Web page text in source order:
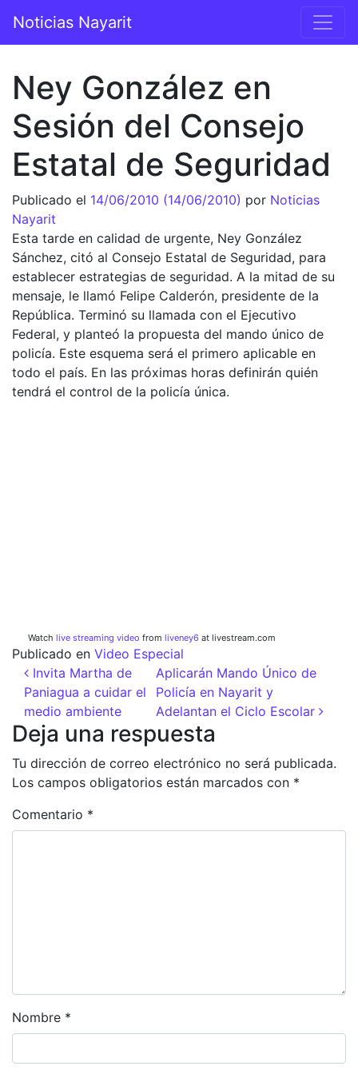
Navegación principal
Noticias Nayarit
Ney González en
Sesión del Consejo
Estatal de Seguridad
Publicado el 14/06/2010 (14/06/2010) por Noticias
Nayarit
Esta tarde en calidad de urgente, Ney González
Sánchez, citó al Consejo Estatal de Seguridad, para
establecer estrategias de seguridad. A la mitad de su
mensaje, le llamó Felipe Calderón, presidente de la
República. Terminó su llamada con el Ejecutivo
Federal, y planteó la propuesta del mando único de
policía. Este esquema será el primero aplicable en
todo el país. En las próximas horas definirán quién
tendrá el control de la policía única.
Watch live streaming video from liveney6 at livestream.com
Publicado en Video Especial
Navegación de entradas
Invita Martha de
Paniagua a cuidar el
medio ambiente
Aplicarán Mando Único de
Policía en Nayarit y
Adelantan el Ciclo Escolar
Deja una respuesta
Tu dirección de correo electrónico no será publicada.
Los campos obligatorios están marcados con *
Comentario *
Nombre *